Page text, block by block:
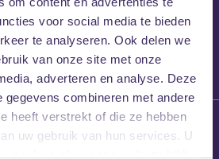
voor social media te bieden
te analyseren. Ook delen we
van onze site met onze
adverteren en analyse. Deze
gegevens combineren met andere
heeft verstrekt of die ze hebben
uw gebruik van hun services. U
Frans Kalf
26 maart 2026
Willem’s Blog: High